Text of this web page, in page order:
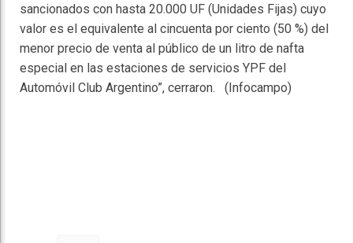
sancionados con hasta 20.000 UF (Unidades Fijas) cuyo
valor es el equivalente al cincuenta por ciento (50 %) del
menor precio de venta al público de un litro de nafta
especial en las estaciones de servicios YPF del
Automóvil Club Argentino”, cerraron. (Infocampo)